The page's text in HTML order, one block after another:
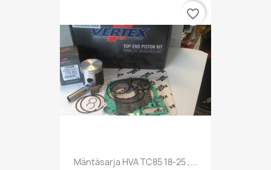
Mäntäsarja HVA TC85 18-25 ,...
favorite_border